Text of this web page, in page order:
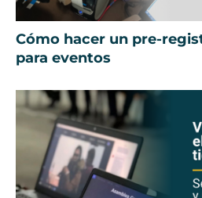
Cómo hacer un pre-
para eventos